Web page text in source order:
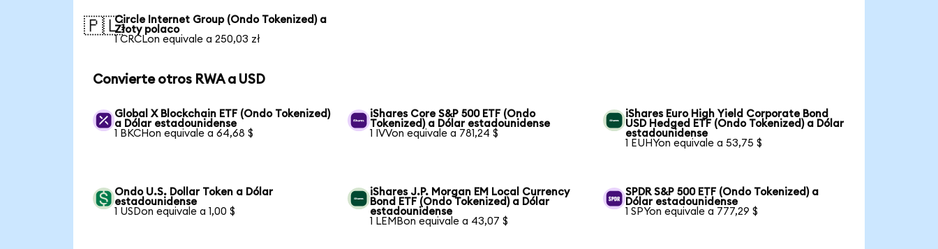
🇵🇱Circle Internet Group (Ondo Tokenized) a
Złoty polaco
1 CRCLon equivale a 250,03 zł
Convierte otros RWA a USD
Global X Blockchain ETF (Ondo Tokenized)
a Dólar estadounidense
1 BKCHon equivale a 64,68 $
iShares Core S&P 500 ETF (Ondo
Tokenized) a Dólar estadounidense
1 IVVon equivale a 781,24 $
iShares Euro High Yield Corporate Bond
USD Hedged ETF (Ondo Tokenized) a Dólar
estadounidense
1 EUHYon equivale a 53,75 $
Ondo U.S. Dollar Token a Dólar
estadounidense
1 USDon equivale a 1,00 $
iShares J.P. Morgan EM Local Currency
Bond ETF (Ondo Tokenized) a Dólar
estadounidense
1 LEMBon equivale a 43,07 $
SPDR S&P 500 ETF (Ondo Tokenized) a
Dólar estadounidense
1 SPYon equivale a 777,29 $